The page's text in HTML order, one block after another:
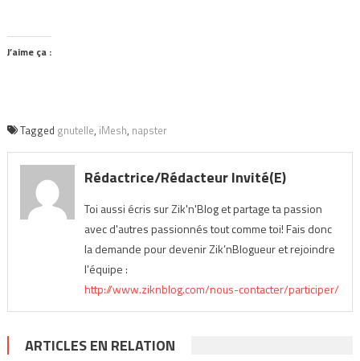
J’aime ça :
Tagged gnutelle, iMesh, napster
Rédactrice/Rédacteur Invité(e)
Toi aussi écris sur Zik'n'Blog et partage ta passion
avec d'autres passionnés tout comme toi! Fais donc
la demande pour devenir Zik’nBlogueur et rejoindre
l'équipe :
http://www.ziknblog.com/nous-contacter/participer/
ARTICLES EN RELATION